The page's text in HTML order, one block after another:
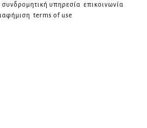
συνδρομητική υπηρεσία επικοινωνία
terms of use